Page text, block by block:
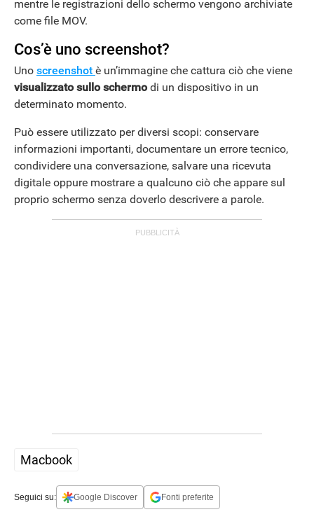
mentre le registrazioni dello schermo vengono archiviate
come file MOV.
Cos’è uno screenshot?
Uno screenshot è un’immagine che cattura ciò che viene
visualizzato sullo schermodi un dispositivo in un
determinato momento.
Può essere utilizzato per diversi scopi: conservare
informazioni importanti, documentare un errore tecnico,
condividere una conversazione, salvare una ricevuta
digitale oppure mostrare a qualcuno ciò che appare sul
proprio schermo senza doverlo descrivere a parole.
Macbook
Seguici su: Google Discover Fonti preferite